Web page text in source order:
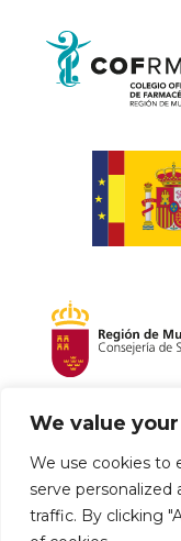
We value
We use cookies to
serve personalized
traffic. By clicking
Política de